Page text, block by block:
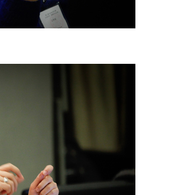
故当事人及美术馆将不承
加活动的成员应当积极主
法律责任和经济责任。参
任。
动秩序、维护美术馆场地及
中一旦因个人原因造成美
度的损失、破坏。活动中任
故当事人及美术馆将不承
加活动的成员应当积极主
法律责任和经济责任。参
任。
动秩序、维护美术馆场地及
中一旦因个人原因造成美
度的损失、破坏。活动中任
故当事人及美术馆将不承
加活动的成员应当积极主
法律责任和经济责任。参
任。
动秩序、维护美术馆场地及
中一旦因个人原因造成美
度的损失、破坏。活动中任